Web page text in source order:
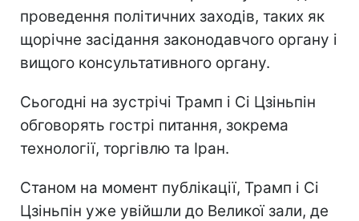
проведення політичних заходів, таких як
щорічне засідання законодавчого органу і
вищого консультативного органу.
Сьогодні на зустрічі Трамп і Сі Цзіньпін
обговорять гострі питання, зокрема
технології, торгівлю та Іран.
Станом на момент публікації, Трамп і Сі
Цзіньпін уже увійшли до Великої зали, де